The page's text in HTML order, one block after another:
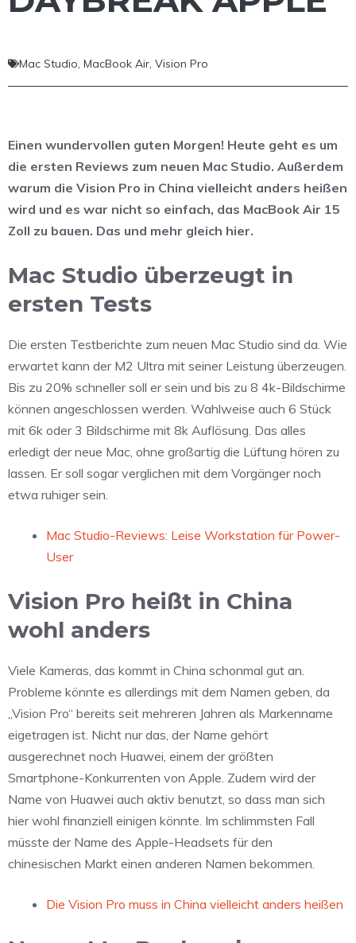
Mac Studio, MacBook Air, Vision Pro
Einen wundervollen guten Morgen! Heute geht es um
die ersten Reviews zum neuen Mac Studio. Außerdem
warum die Vision Pro in China vielleicht anders heißen
wird und es war nicht so einfach, das MacBook Air 15
Zoll zu bauen. Das und mehr gleich hier.
Mac Studio überzeugt in
ersten Tests
Die ersten Testberichte zum neuen Mac Studio sind da. Wie
erwartet kann der M2 Ultra mit seiner Leistung überzeugen.
Bis zu 20% schneller soll er sein und bis zu 8 4k-Bildschirme
können angeschlossen werden. Wahlweise auch 6 Stück
mit 6k oder 3 Bildschirme mit 8k Auflösung. Das alles
erledigt der neue Mac, ohne großartig die Lüftung hören zu
lassen. Er soll sogar verglichen mit dem Vorgänger noch
etwa ruhiger sein.
Mac Studio-Reviews: Leise Workstation für Power-
User
Vision Pro heißt in China
wohl anders
Viele Kameras, das kommt in China schonmal gut an.
Probleme könnte es allerdings mit dem Namen geben, da
„Vision Pro“ bereits seit mehreren Jahren als Markenname
eigetragen ist. Nicht nur das, der Name gehört
ausgerechnet noch Huawei, einem der größten
Smartphone-Konkurrenten von Apple. Zudem wird der
Name von Huawei auch aktiv benutzt, so dass man sich
hier wohl finanziell einigen könnte. Im schlimmsten Fall
müsste der Name des Apple-Headsets für den
chinesischen Markt einen anderen Namen bekommen.
Die Vision Pro muss in China vielleicht anders heißen